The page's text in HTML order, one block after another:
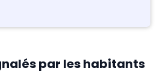
par les habitants